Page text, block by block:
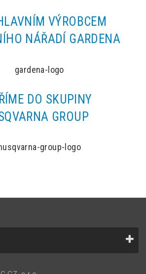
VÝROBCEM
NÁŘADÍ GARDENA
DO SKUPINY
GROUP